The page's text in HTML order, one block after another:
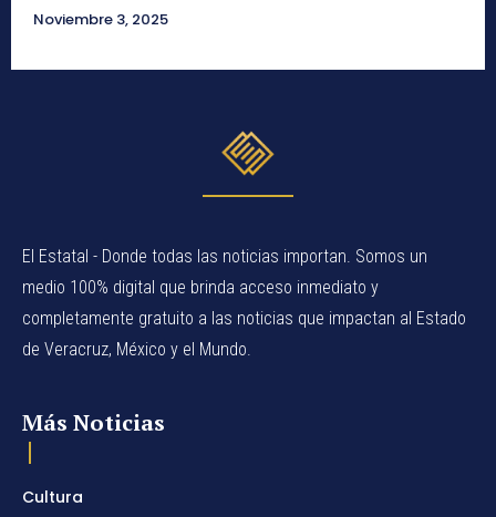
Noviembre 3, 2025
El Estatal - Donde todas las noticias importan. Somos un
medio 100% digital que brinda acceso inmediato y
completamente gratuito a las noticias que impactan al Estado
de Veracruz, México y el Mundo.
Más Noticias
Cultura